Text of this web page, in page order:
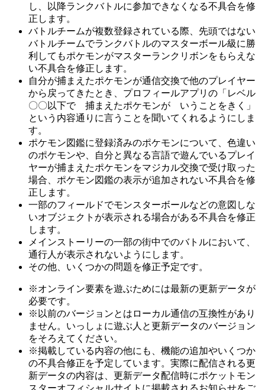
し、以降ランクバトルに参加できなくなる不具合を修
正します。
バトルチームが複数登録されている際、先頭ではない
バトルチームでランクバトルのマスターボール級に勝
利してもポケモンがマスターランクリボンをもらえな
い不具合を修正します。
自分が捕まえたポケモンが通信交換で他のプレイヤー
から戻ってきたとき、プロフィールアプリの「レベル
〇〇以下で 捕まえたポケモンが いうことをきく」
という内容通りに言うことを聞いてくれるようにしま
す。
ポケモン図鑑に登録済みのポケモンについて、色違い
のポケモンや、自分と異なる言語で遊んでいるプレイ
ヤーが捕まえたポケモンをマジカル交換で受け取った
場合、ポケモン図鑑の表示が追加されない不具合を修
正します。
一部のフィールドでモンスターボールなどの意図しな
いオブジェクトが表示される場合がある不具合を修正
します。
メインストーリーの一部の街中でのバトルにおいて、
通行人が表示されないようにします。
その他、いくつかの問題を修正予定です。
※オンライン要素を遊ぶためには最新の更新データが
必要です。
※以前のバージョンとはローカル通信の互換性があり
ません。いっしょに遊ぶ人と更新データのバージョン
をそろえてください。
※掲載している内容の他にも、機能の追加やいくつか
の不具合修正を予定しています。実際に配信される更
新データの内容は、更新データ配信時にポケットモン
スターオフィシャルサイトに掲載されるお知らせをご